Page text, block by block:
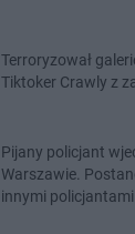
Terroryzował
Tiktoker Crawly z
Pijany policjant
Warszawie.
innymi policjantami